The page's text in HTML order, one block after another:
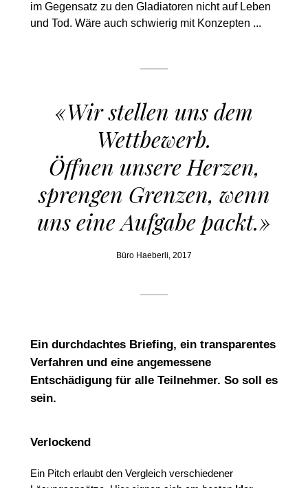
im Gegensatz zu den Gladiatoren nicht auf Leben
und Tod. Wäre auch schwierig mit Konzepten ...
«Wir stellen uns dem
Wettbewerb.
Öffnen unsere Herzen,
sprengen Grenzen, wenn
uns eine Aufgabe packt.»
Büro Haeberli, 2017
Ein durchdachtes Briefing, ein transparentes
Verfahren und eine angemessene
Entschädigung für alle Teilnehmer. So soll es
sein.
Verlockend
Ein Pitch erlaubt den Vergleich verschiedener